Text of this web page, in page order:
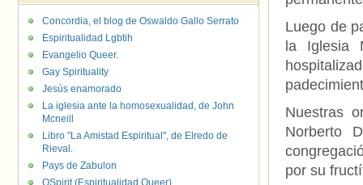
Luego de
la Iglesia
Nuestras
Norberto
por su
Concordia, el blog de Oswaldo Gallo Serrato
Espiritualidad Lgbtih
Evangelio Queer.
Gay Spirituality
Jesús enamorado
La iglesia ante la homosexualidad, de John
Mcneill
Libro "La Amistad Espiritual", de Elredo de
Rieval.
Pays de Zabulon
QSpirit (Espiritualidad Queer)